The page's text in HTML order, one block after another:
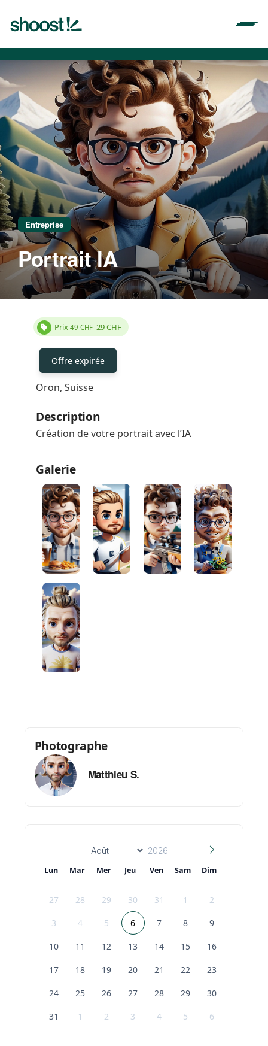
contenu
Entreprise
Portrait IA
Prix49 CHF 29CHF
Offre expirée
Oron, Suisse
Description
Création de votre portrait avec l’IA
Galerie
Photographe
Matthieu S.
Lun Mar Mer Jeu Ven Sam Dim
27 28 29 30 31 1 2
3 4 5 6 7 8 9
10 11 12 13 14 15 16
17 18 19 20 21 22 23
24 25 26 27 28 29 30
31 1 2 3 4 5 6